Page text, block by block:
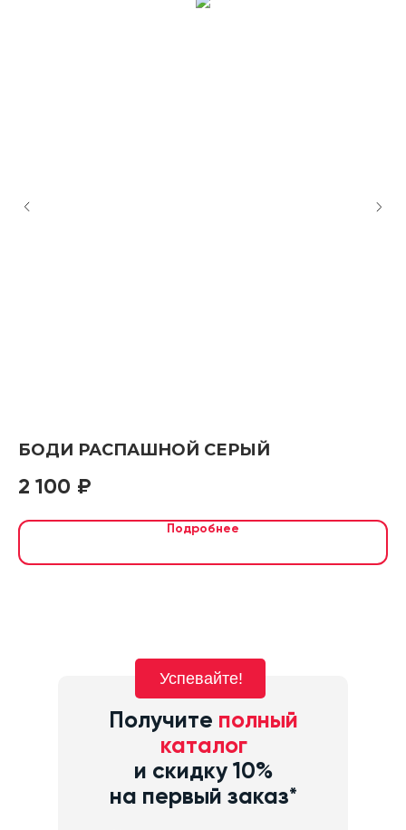
БОДИ РАСПАШНОЙ СЕРЫЙ
2 100 ₽
Подробнее
Успевайте!
Получите полный
каталог
и скидку 10%
на первый заказ*